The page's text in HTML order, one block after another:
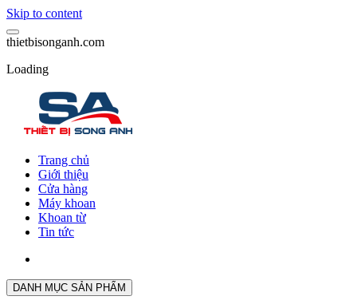
Skip to content
thietbisonganh.com
Loading
Trang chủ
Giới thiệu
Cửa hàng
Máy khoan
Khoan từ
Tin tức
DANH MỤC SẢN PHẨM